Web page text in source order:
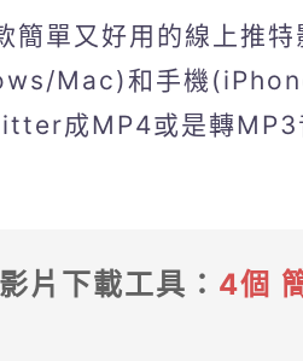
簡單又好用的線上推
Mac)和手機
成MP4或是轉MP3
片下載工具： 4個